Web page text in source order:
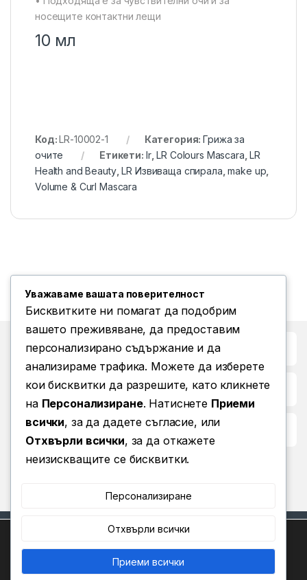
носещите контактни лещи
10 мл
Код:LR-10002-1 Категория:Грижа за
очите
Етикети: lr,LR Colours Mascara ,LR
Health and Beauty,LR Извиваща спирала ,make up
Volume & Curl Mascara
Бърз достъп до
Повече информация
Условия за ползване
Уважаваме вашата поверителност
Бисквитките ни помагат да подобрим
вашето преживяване, да предоставим
персонализирано съдържание и да
анализираме трафика. Можете да изберете
кои бисквитки да разрешите, като кликнете
на Персонализиране. Натиснете Приеми
всички, за да дадете съгласие, или
Отхвърли всички, за да откажете
неизискващите се бисквитки.
Персонализиране
Отхвърли всички
Приеми всички
Ние използваме бисквитки, за да ви предоставим най-
доброто изживяване на нашия уебсайт.
Можете да научите повече за това кои бисквитки
използваме или да ги изключите вНастройки.